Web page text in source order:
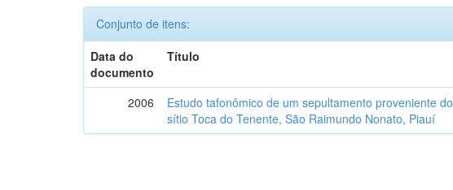
Conjunto de itens:
Data do
documento
Título
2006
Estudo tafonômico de um sepultamento proveniente do
sítio Toca do Tenente, São Raimundo Nonato, Piauí